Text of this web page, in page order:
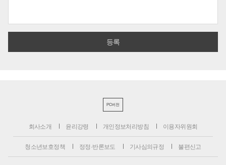
PC버전
회사소개 윤리강령 개인정보처리방침 이용자위원회
청소년보호정책 정정·반론보도 기사심의규정 불편신고